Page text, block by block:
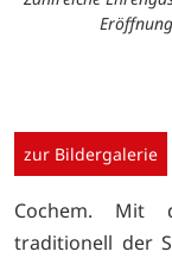
zur Bildergalerie
Cochem. Mit
traditionell der